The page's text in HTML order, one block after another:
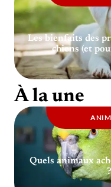
Les bienfaits des
chiens (et
À la une
Quels animaux
?